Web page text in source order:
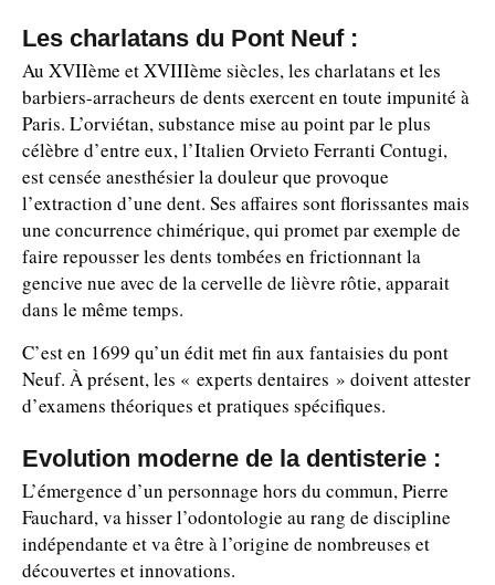
Les charlatans du Pont Neuf :
Au XVIIème et XVIIIème siècles, les charlatans et les
barbiers-arracheurs de dents exercent en toute impunité à
Paris. L’orviétan, substance mise au point par le plus
célèbre d’entre eux, l’Italien Orvieto Ferranti Contugi,
est censée anesthésier la douleur que provoque
l’extraction d’une dent. Ses affaires sont florissantes mais
une concurrence chimérique, qui promet par exemple de
faire repousser les dents tombées en frictionnant la
gencive nue avec de la cervelle de lièvre rôtie, apparait
dans le même temps.
C’est en 1699 qu’un édit met fin aux fantaisies du pont
Neuf. À présent, les « experts dentaires » doivent attester
d’examens théoriques et pratiques spécifiques.
Evolution moderne de la dentisterie :
L’émergence d’un personnage hors du commun, Pierre
Fauchard, va hisser l’odontologie au rang de discipline
indépendante et va être à l’origine de nombreuses et
découvertes et innovations.